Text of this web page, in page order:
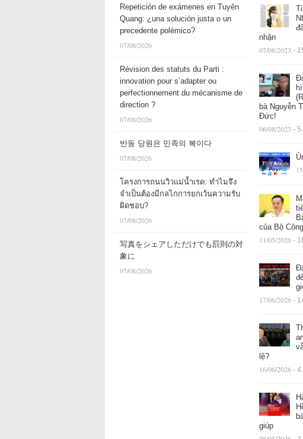
Repetición de exámenes en Tuyên
Quang: ¿una solución justa o un
precedente polémico?
07/08/2026
Révision des statuts du Parti :
innovation pour s’adapter ou
perfectionnement du mécanisme de
direction ?
07/08/2026
반동 당원은 민족의 복이다
07/08/2026
โครงการถนนวิวแม่น้ำเรด: ทำไมจึง
จำเป็นต้องมีกลไกการยกเว้นความรับ
ผิดชอบ?
07/08/2026
写真をシェアしただけでも罰則の対
象に
07/08/2026
nhận
07/08/2023 -
bà Nguyễn
Đức!
06/08/2023 -
của Bộ
11/05/2026 -
17/06/2026 -
lệ?
16/06/2026 -
giúp